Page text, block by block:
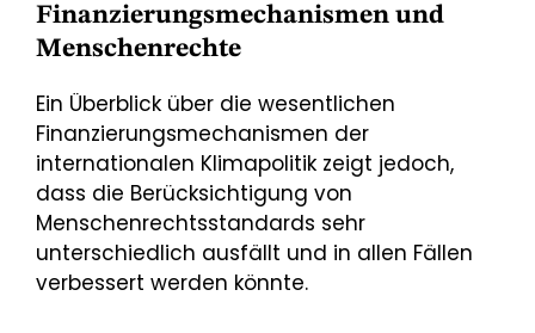
Finanzierungsmechanismen und
Menschenrechte
Ein Überblick über die wesentlichen
Finanzierungsmechanismen der
internationalen Klimapolitik zeigt jedoch,
dass die Berücksichtigung von
Menschenrechtsstandards sehr
unterschiedlich ausfällt und in allen Fällen
verbessert werden könnte.